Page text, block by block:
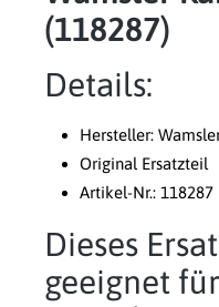
(118287)
Details:
Hersteller:
Original Ersatzteil
Artikel-Nr.: 118287
Dieses
geeignet